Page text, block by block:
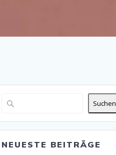
Suchen
NEUESTE BEITRÄGE